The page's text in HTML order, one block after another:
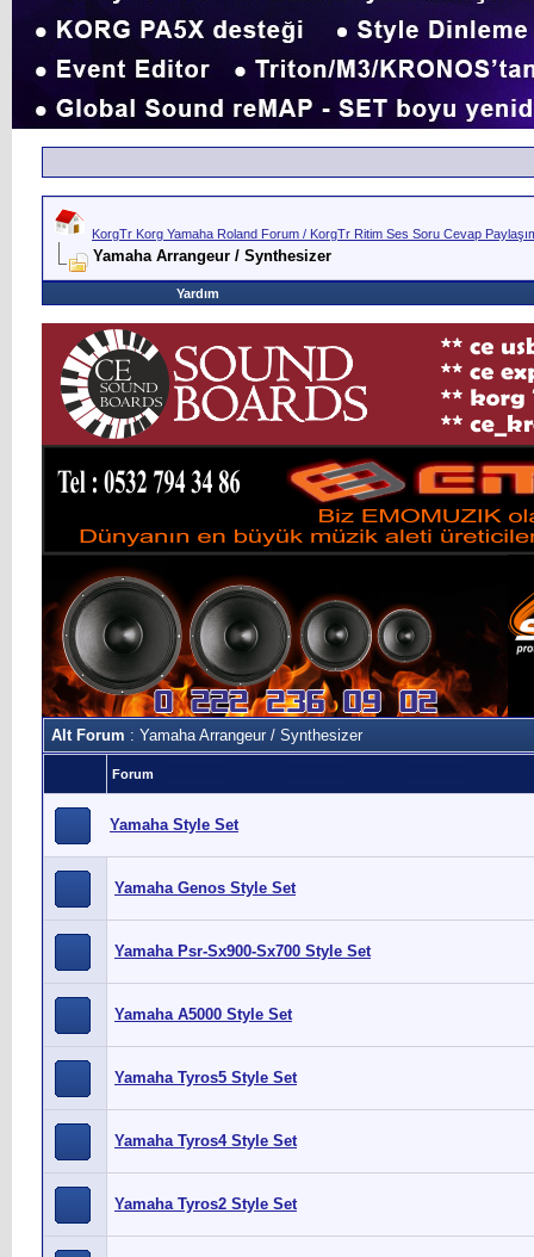
KorgTr Korg Yamaha Roland Forum / KorgTr Ritim Ses Soru Cevap
Yamaha Arrangeur / Synthesizer
Yardım
Alt Forum : Yamaha Arrangeur / Synthesizer
Forum
Yamaha Style Set
Yamaha Genos Style Set
Yamaha Psr-Sx900-Sx700 Style Set
Yamaha A5000 Style Set
Yamaha Tyros5 Style Set
Yamaha Tyros4 Style Set
Yamaha Tyros2 Style Set